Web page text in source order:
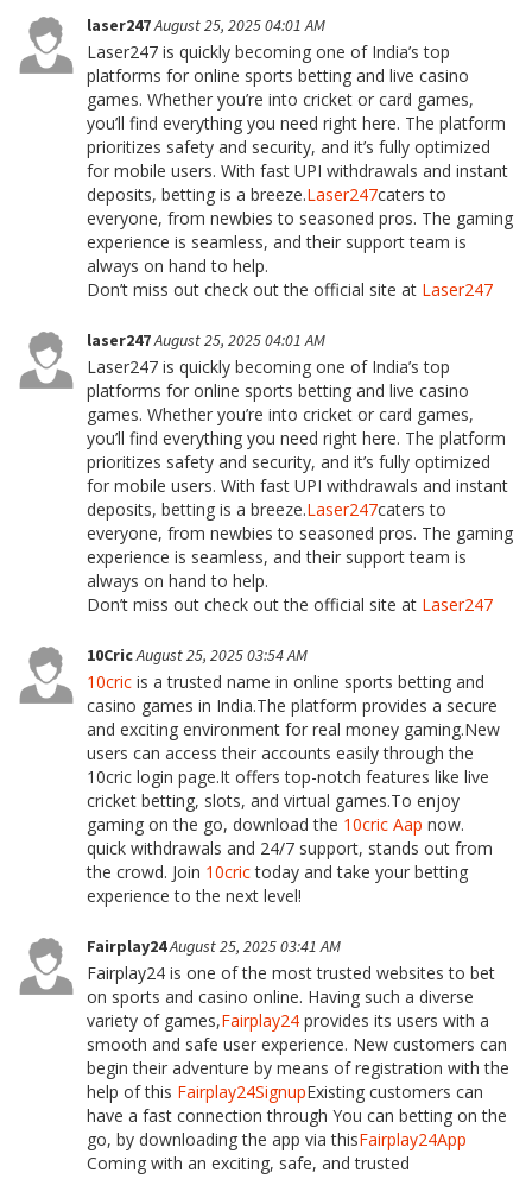
laser247August 25, 2025 04:01 AM
Laser247 is quickly becoming one of India’s top
platforms for online sports betting and live casino
games. Whether you’re into cricket or card games,
you’ll find everything you need right here. The platform
prioritizes safety and security, and it’s fully optimized
for mobile users. With fast UPI withdrawals and instant
deposits, betting is a breeze.Laser247caters to
everyone, from newbies to seasoned pros. The gaming
experience is seamless, and their support team is
always on hand to help.
Don’t miss out check out the official site at Laser247
laser247August 25, 2025 04:01 AM
Laser247 is quickly becoming one of India’s top
platforms for online sports betting and live casino
games. Whether you’re into cricket or card games,
you’ll find everything you need right here. The platform
prioritizes safety and security, and it’s fully optimized
for mobile users. With fast UPI withdrawals and instant
deposits, betting is a breeze.Laser247caters to
everyone, from newbies to seasoned pros. The gaming
experience is seamless, and their support team is
always on hand to help.
Don’t miss out check out the official site at Laser247
10CricAugust 25, 2025 03:54 AM
10cric is a trusted name in online sports betting and
casino games in India.The platform provides a secure
and exciting environment for real money gaming.New
users can access their accounts easily through the
10cric login page.It offers top-notch features like live
cricket betting, slots, and virtual games.To enjoy
gaming on the go, download the 10cric Aap now.
quick withdrawals and 24/7 support, stands out from
the crowd. Join 10crictoday and take your betting
experience to the next level!
Fairplay24August 25, 2025 03:41 AM
Fairplay24 is one of the most trusted websites to bet
on sports and casino online. Having such a diverse
variety of games,Fairplay24 provides its users with a
smooth and safe user experience. New customers can
begin their adventure by means of registration with the
help of this Fairplay24SignupExisting customers can
have a fast connection through You can betting on the
go, by downloading the app via thisFairplay24App
Coming with an exciting, safe, and trusted